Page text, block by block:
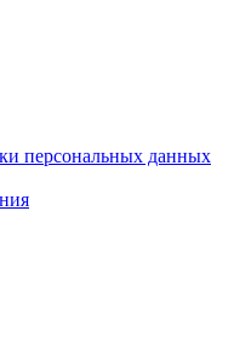
персональных данных